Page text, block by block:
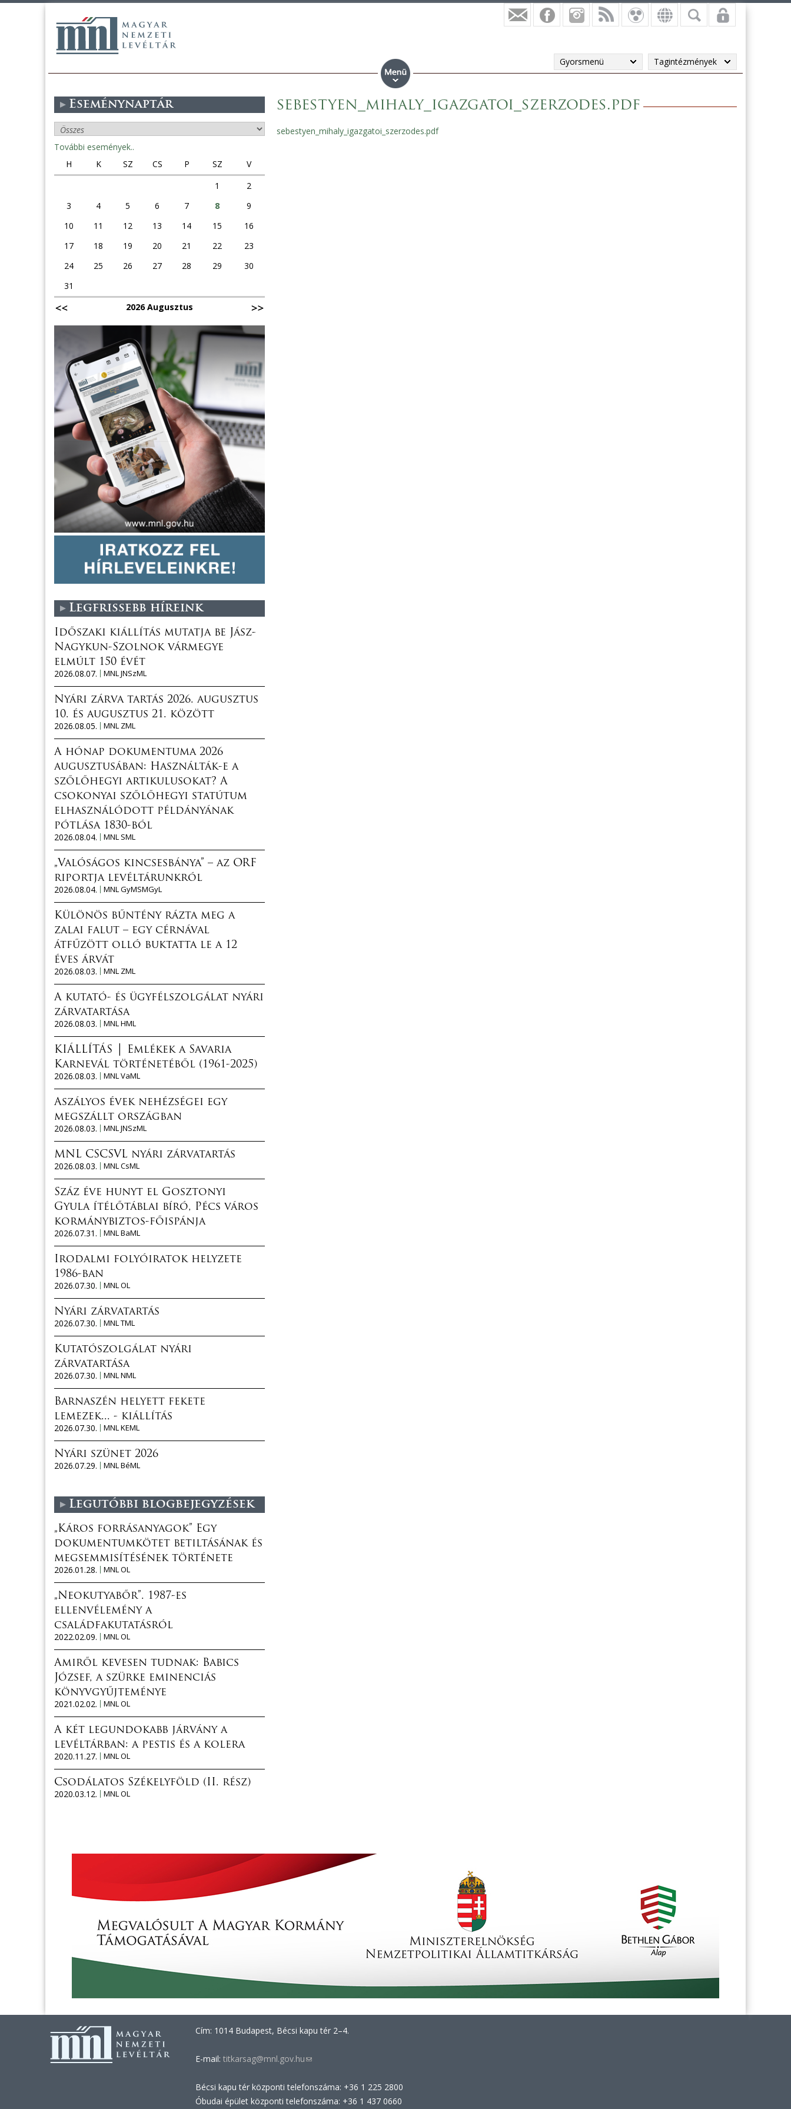
Gyorsmenü Tagintézmények
sebestyen_mihaly_igazgatoi_szerzodes.pdf
sebestyen_mihaly_igazgatoi_szerzodes.pdf
Eseménynaptár
További események..
H
K SZ CS P SZ
V
1
2
3
4 5 6 7 8
9
10
11 12 13 14 15
16
17
18 19 20 21 22
23
24
25 26 27 28 29
30
31
2026 Augusztus
Legfrissebb híreink
Időszaki kiállítás mutatja be Jász-
Nagykun-Szolnok vármegye
elmúlt 150 évét
2026.08.07.
MNL JNSzML
Nyári zárva tartás 2026. augusztus
10. és augusztus 21. között
2026.08.05.
MNL ZML
A hónap dokumentuma 2026
augusztusában: Használták-e a
szőlőhegyi artikulusokat? A
csokonyai szőlőhegyi statútum
elhasználódott példányának
pótlása 1830-ból
2026.08.04.
MNL SML
„Valóságos kincsesbánya” – az ORF
riportja levéltárunkról
2026.08.04.
MNL GyMSMGyL
Különös bűntény rázta meg a
zalai falut – egy cérnával
átfűzött olló buktatta le a 12
éves árvát
2026.08.03.
MNL ZML
A kutató- és ügyfélszolgálat nyári
zárvatartása
2026.08.03.
MNL HML
KIÁLLÍTÁS │ Emlékek a Savaria
Karnevál történetéből (1961-2025)
2026.08.03.
MNL VaML
Aszályos évek nehézségei egy
megszállt országban
2026.08.03.
MNL JNSzML
MNL CSCSVL nyári zárvatartás
2026.08.03.
MNL CsML
Száz éve hunyt el Gosztonyi
Gyula ítélőtáblai bíró, Pécs város
kormánybiztos-főispánja
2026.07.31.
MNL BaML
Irodalmi folyóiratok helyzete
1986-ban
2026.07.30.
MNL OL
Nyári zárvatartás
2026.07.30.
MNL TML
Kutatószolgálat nyári
zárvatartása
2026.07.30.
MNL NML
Barnaszén helyett fekete
lemezek... - kiállítás
2026.07.30.
MNL KEML
Nyári szünet 2026
2026.07.29.
MNL BéML
Legutóbbi blogbejegyzések
„Káros forrásanyagok” Egy
dokumentumkötet betiltásának és
megsemmisítésének története
2026.01.28.
MNL OL
„Neokutyabőr”. 1987-es
ellenvélemény a
családfakutatásról
2022.02.09.
MNL OL
Amiről kevesen tudnak: Babics
József, a szürke eminenciás
könyvgyűjteménye
2021.02.02.
MNL OL
A két legundokabb járvány a
levéltárban: a pestis és a kolera
2020.11.27.
MNL OL
Csodálatos Székelyföld (II. rész)
2020.03.12.
MNL OL
Cím: 1014 Budapest, Bécsi kapu tér 2–4.
E-mail: titkarsag@mnl.gov.hu(link
e-
mail)
Bécsi kapu tér központi telefonszáma: +36 1 225 2800
Óbudai épület központi telefonszáma: +36 1 437 0660